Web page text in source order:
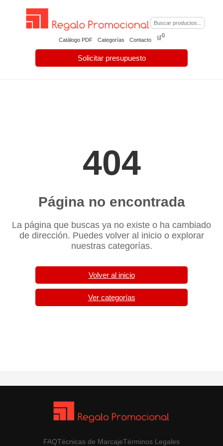
Catálogo PDF Categorías Contacto
Solicitar presupuesto
🛒0
404
Página no encontrada
La página que buscas ya no existe o ha cambiado
de dirección. Puedes volver al inicio o explorar
nuestras categorías.
Volver al inicio
Ver categorías
FAQTécnicas de MarcajeTérminos Legales